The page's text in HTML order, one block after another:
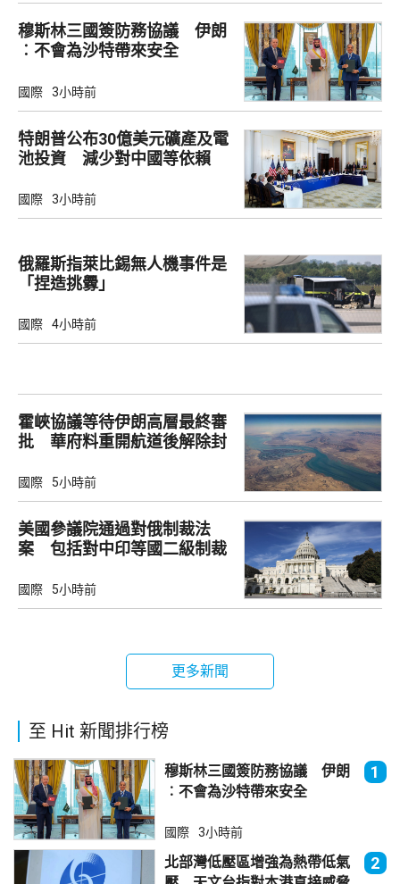
穆斯林三國簽防務協議 伊朗
︰不會為沙特帶來安全
國際 3小時前
特朗普公布30億美元礦產及電
池投資 減少對中國等依賴
國際 3小時前
俄羅斯指萊比錫無人機事件是
「捏造挑釁」
國際 4小時前
霍峽協議等待伊朗高層最終審
批 華府料重開航道後解除封
國際 5小時前
美國參議院通過對俄制裁法
案 包括對中印等國二級制裁
國際 5小時前
更多新聞
至 Hit 新聞排行榜
穆斯林三國簽防務協議 伊朗
︰不會為沙特帶來安全
1
國際 3小時前
北部灣低壓區增強為熱帶低氣
2